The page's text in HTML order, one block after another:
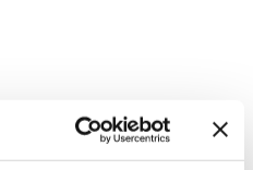
DOLCI, IN